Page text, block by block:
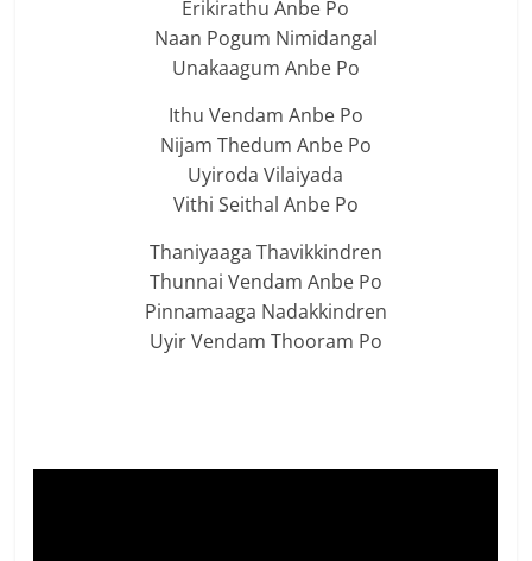
Erikirathu Anbe Po
Naan Pogum Nimidangal
Unakaagum Anbe Po
Ithu Vendam Anbe Po
Nijam Thedum Anbe Po
Uyiroda Vilaiyada
Vithi Seithal Anbe Po
Thaniyaaga Thavikkindren
Thunnai Vendam Anbe Po
Pinnamaaga Nadakkindren
Uyir Vendam Thooram Po